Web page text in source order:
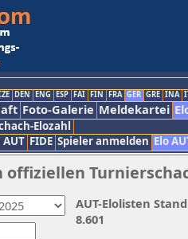
DEN ENG ESP FAI FIN FRA GER GRE INA
Foto-Galerie Meldekartei
Elozahl
FIDE Spieler anmelden Elo
AUT-Elolisten
8.601